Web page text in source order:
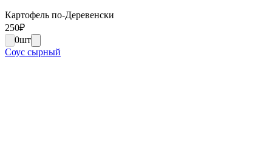
Картофель по-Деревенски
250₽
0шт
Соус сырный